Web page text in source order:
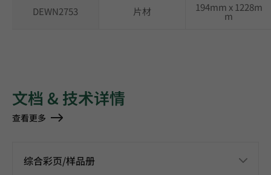
DEWN2753 片材 194mm x 1228m
m
文档 & 技术详情
查看更多
综合彩页/样品册